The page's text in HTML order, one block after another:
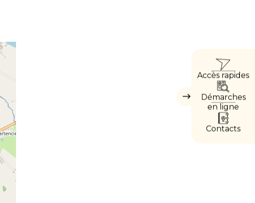
Masquer
Accès rapides
Démarches
en ligne
Contacts